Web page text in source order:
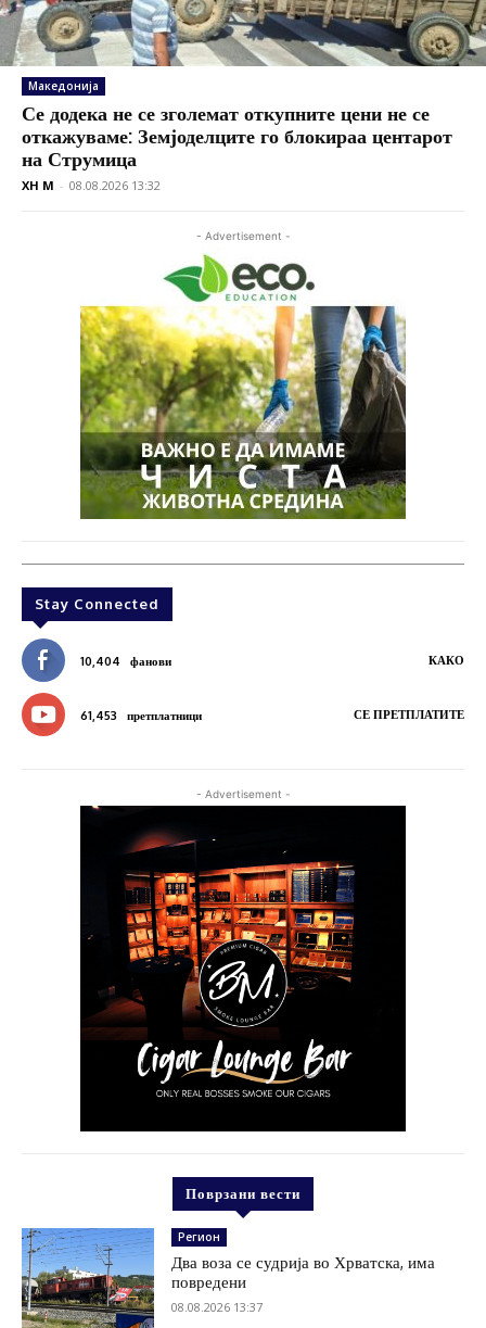
Македонија
Се додека не се зголемат откупните цени не се
откажуваме: Земјоделците го блокираа центарот
на Струмица
XH M - 08.08.2026 13:32
- Advertisement -
Stay Connected
10,404 фанови КАКО
61,453 претплатници СЕ ПРЕТПЛАТИТЕ
- Advertisement -
Поврзани вести
Регион
Два воза се судрија во Хрватска, има
повредени
08.08.2026 13:37